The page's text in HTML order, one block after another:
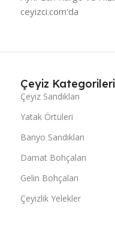
ceyizci.com'da
Çeyiz Kategorileri
Çeyiz Sandıkları
Yatak Örtüleri
Banyo Sandıkları
Damat Bohçaları
Gelin Bohçaları
Çeyizlik Yelekler